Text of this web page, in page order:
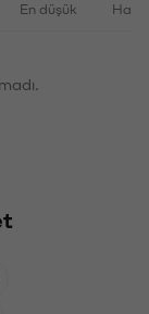
En düşük